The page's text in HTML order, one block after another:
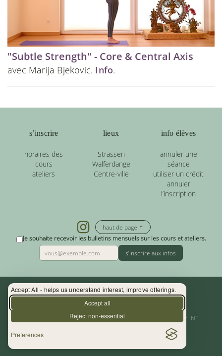
Accept All - helps us understand interest, improve offerings.
Accept all
Reject non-essential
Preferences
"Subtle Strength" - Core & Central Axis
avec Marija Bjekovic. Info.
s’inscrire
horaires des
cours
ateliers
lieux
Strassen
Walferdange
Centre-ville
info élèves
annuler une
séance
utiliser un crédit
annuler
l’inscription
haut de page ↑
Je souhaite recevoir les bulletins mensuels sur les cours et ateliers.
s’inscrire aux infos
Contact : (+352) 33 34 19 - info@yoga.lu
Centre de Yoga - La Source s.àr.l. — Autor. d’Etablissement: N°